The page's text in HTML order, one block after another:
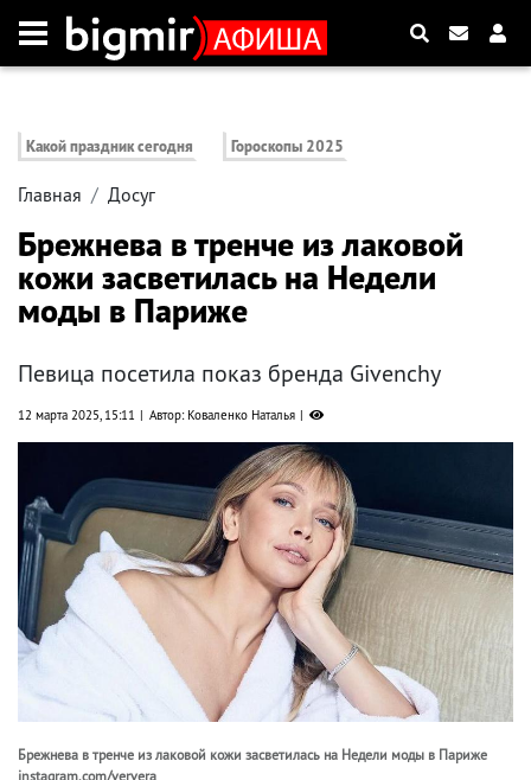
Какой праздник сегодня Гороскопы 2025
Главная Досуг
Брежнева в тренче из лаковой
кожи засветилась на Недели
моды в Париже
Певица посетила показ бренда Givenchy
12 марта 2025, 15:11 Автор: Коваленко Наталья
Брежнева в тренче из лаковой кожи засветилась на Недели моды в Париже
instagram.com/ververa